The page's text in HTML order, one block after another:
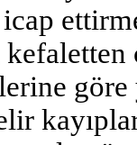
göre